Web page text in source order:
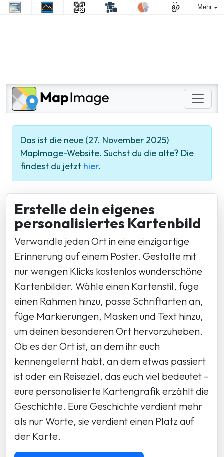
Mehr
Das ist die neue (27. November 2025)
MapImage-Website. Suchst du die alte? Die
findest du jetzt hier.
Erstelle dein eigenes
personalisiertes Kartenbild
Verwandle jeden Ort in eine einzigartige
Erinnerung auf einem Poster. Gestalte mit
nur wenigen Klicks kostenlos wunderschöne
Kartenbilder. Wähle einen Kartenstil, füge
einen Rahmen hinzu, passe Schriftarten an,
füge Markierungen, Masken und Text hinzu,
um deinen besonderen Ort hervorzuheben.
Ob es der Ort ist, an dem ihr euch
kennengelernt habt, an dem etwas passiert
ist oder ein Reiseziel, das euch viel bedeutet –
eure personalisierte Kartengrafik erzählt die
Geschichte. Eure Geschichte verdient mehr
als nur Worte, sie verdient einen Platz auf
der Karte.